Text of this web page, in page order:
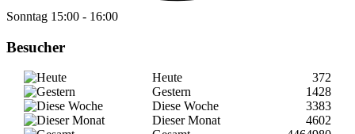
Sonntag 15:00 - 16:00
Besucher
Heute
372
Gestern
1428
Diese Woche
3383
Dieser Monat
4602